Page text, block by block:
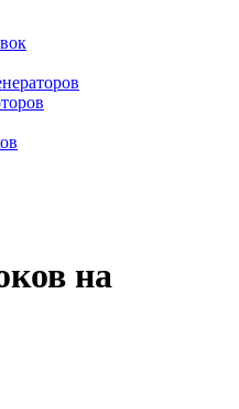
на